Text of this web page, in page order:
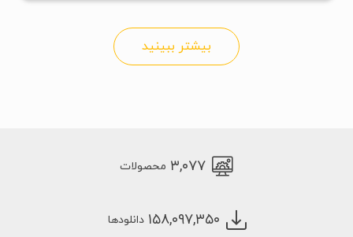
بیشتر ببینید
۳,۰۷۷ محصولات
۱۵۸,۰۹۷,۳۵۰ دانلودها